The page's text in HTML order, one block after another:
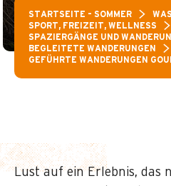
STARTSEITE – SOMMER
SPORT, FREIZEIT, WELLNESS
SPAZIERGÄNGE UND
BEGLEITETE WANDERUNGEN
GEFÜHRTE WANDERUNGEN
Lust auf ein Erlebnis, das